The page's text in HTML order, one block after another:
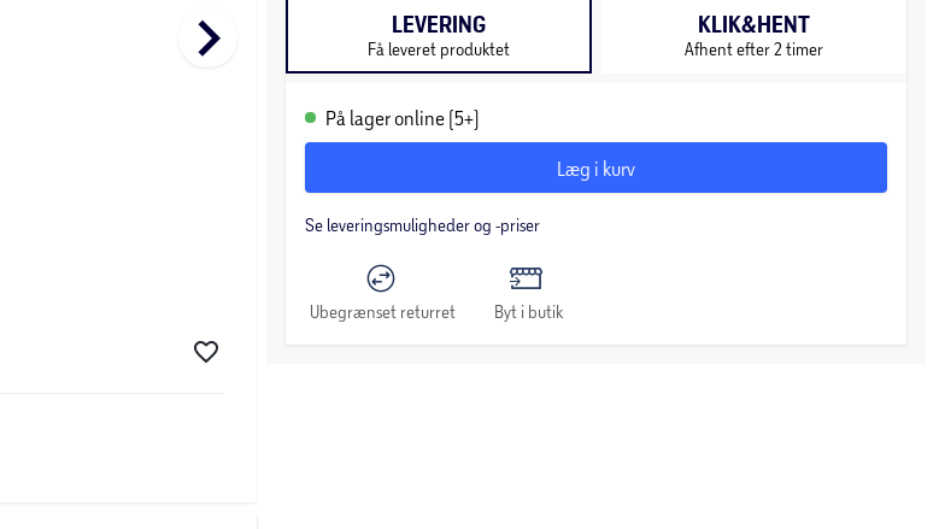
keyboard_arrow_right LEVERING
Få leveret produktet
KLIK&HENT
Afhent efter 2 timer
På lager online (5+)
Læg i kurv
Se leveringsmuligheder og -priser
Ubegrænset returret Byt i butik